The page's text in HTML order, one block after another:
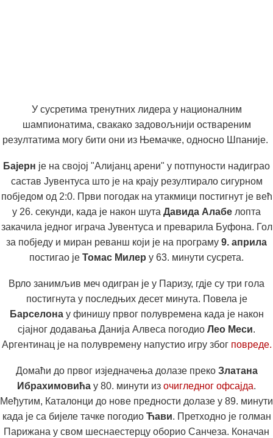
У сусретима тренутних лидера у националним
шампионатима, свакако задовољнији оствареним
резултатима могу бити они из Њемачке, односно Шпаније.
Бајерн је на својој "Алијанц арени" у потпуности надиграо
састав Јувентуса што је на крају резултирало сигурном
побједом од 2:0. Први погодак на утакмици постигнут је већ
у 26. секунди, када је након шута Давида Алабе лопта
закачила једног играча Јувентуса и преварила Буфона. Гол
за побједу и миран реванш који је на програму 9. априла
постигао је Томас Милер у 63. минути сусрета.
Врло занимљив меч одигран је у Паризу, гдје су три гола
постигнута у последњих десет минута. Повела је
Барселонау финишу првог полувремена када је након
сјајног додавања Данија Алвеса погодио Лео Меси.
Аргентинац је на полувремену напустио игру због повреде.
Домаћи до првог изједначења долазе преко Златана
Ибрахимовића у 80. минути из очигледног офсајда.
Међутим, Каталонци до нове предности долазе у 89. минути
када је са бијеле тачке погодиоЋави. Претходно је голман
Парижана у свом шеснаестерцу оборио Санчеза. Коначан